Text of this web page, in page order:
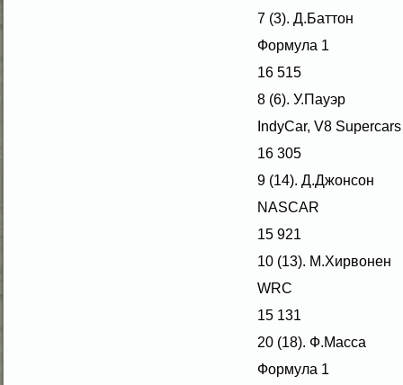
7 (3). Д.Баттон
Формула 1
16 515
8 (6). У.Пауэр
IndyCar, V8 Supercars
16 305
9 (14). Д.Джонсοн
NASCAR
15 921
10 (13). М.Хирвοнен
WRC
15 131
20 (18). Ф.Масса
Формула 1